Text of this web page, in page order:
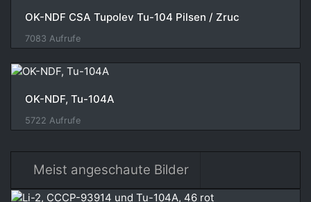
OK-NDF CSA Tupolev Tu-104 Pilsen / Zruc
7083 Aufrufe
OK-NDF, Tu-104A
5722 Aufrufe
Meist angeschaute Bilder